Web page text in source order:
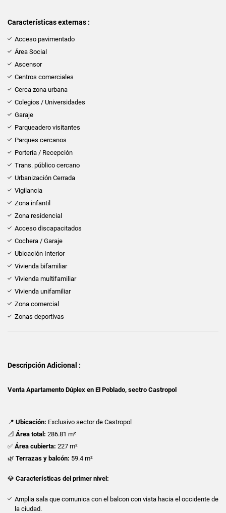
Características externas :
Acceso pavimentado
Área Social
Ascensor
Centros comerciales
Cerca zona urbana
Colegios / Universidades
Garaje
Parqueadero visitantes
Parques cercanos
Portería / Recepción
Trans. público cercano
Urbanización Cerrada
Vigilancia
Zona infantil
Zona residencial
Acceso discapacitados
Cochera / Garaje
Ubicación Interior
Vivienda bifamiliar
Vivienda multifamiliar
Vivienda unifamiliar
Zona comercial
Zonas deportivas
Descripción Adicional :
Venta Apartamento Dúplex en El Poblado, sectro Castropol
📍 Ubicación: Exclusivo sector de Castropol
📐 Área total: 286.81 m²
✅ Área cubierta: 227 m²
🌿 Terrazas y balcón: 59.4 m²
💎 Características del primer nivel:
Amplia sala que comunica con el balcon con vista hacia el occidente de
la ciudad.